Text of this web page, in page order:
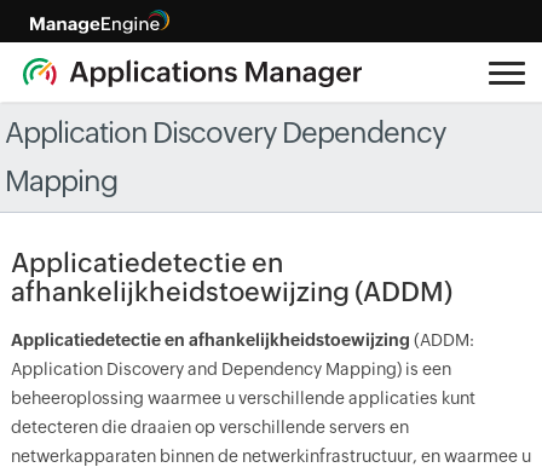
Application Discovery Dependency
Mapping
Applicatiedetectie en
afhankelijkheidstoewijzing (ADDM)
Applicatiedetectie en afhankelijkheidstoewijzing (ADDM:
Application Discovery and Dependency Mapping) is een
beheeroplossing waarmee u verschillende applicaties kunt
detecteren die draaien op verschillende servers en
netwerkapparaten binnen de netwerkinfrastructuur, en waarmee u